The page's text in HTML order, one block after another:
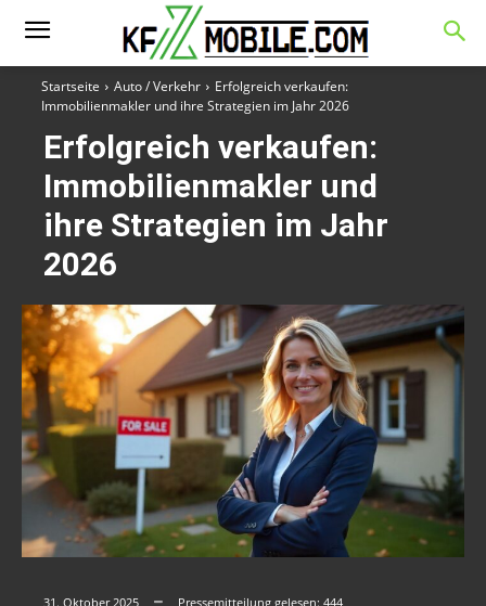
Startseite Auto / Verkehr
Erfolgreich verkaufen:
Immobilienmakler und ihre Strategien im Jahr 2026
Erfolgreich verkaufen:
Immobilienmakler und
ihre Strategien im Jahr
2026
31. Oktober 2025 Pressemitteilung gelesen: 444